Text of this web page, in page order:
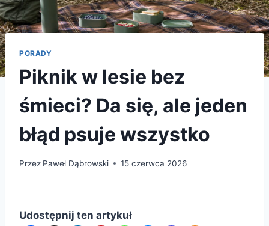
PORADY
Piknik w lesie bez
śmieci? Da się, ale jeden
błąd psuje wszystko
Przez Paweł Dąbrowski 15 czerwca 2026
Udostępnij ten artykuł